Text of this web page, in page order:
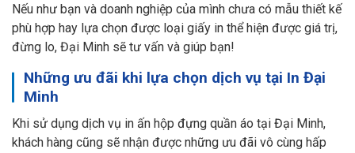
Nếu như bạn và doanh nghiệp của mình chưa có mẫu thiết kế
phù hợp hay lựa chọn được loại giấy in thể hiện được giá trị,
đừng lo, Đại Minh sẽ tư vấn và giúp bạn!
Những ưu đãi khi lựa chọn dịch vụ tại In Đại
Minh
Khi sử dụng dịch vụ in ấn hộp đựng quần áo tại Đại Minh,
khách hàng cũng sẽ nhận được những ưu đãi vô cùng hấp